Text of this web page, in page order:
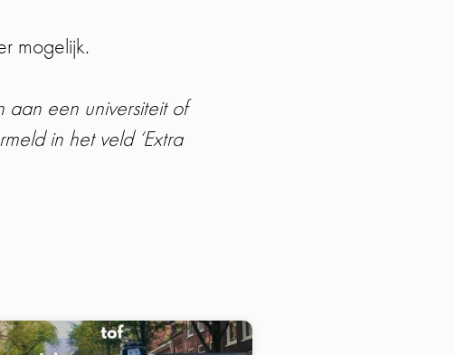
mogelijk.
aan een universiteit of
in het veld ‘Extra